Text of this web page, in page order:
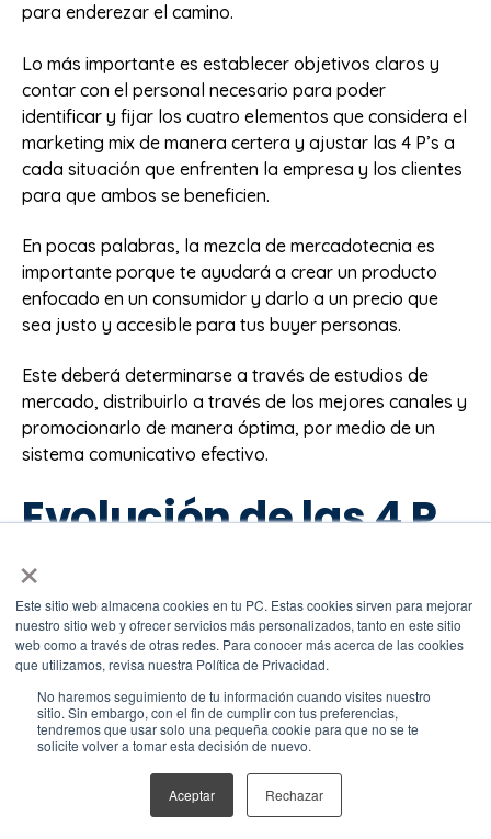
×
Este sitio web almacena cookies en tu PC. Estas cookies sirven para mejorar
nuestro sitio web y ofrecer servicios más personalizados, tanto en este sitio
web como a través de otras redes. Para conocer más acerca de las cookies
que utilizamos, revisa nuestra Política de Privacidad.
No haremos seguimiento de tu información cuando visites nuestro
sitio. Sin embargo, con el fin de cumplir con tus preferencias,
tendremos que usar solo una pequeña cookie para que no se te
solicite volver a tomar esta decisión de nuevo.
Aceptar Rechazar
para enderezar el camino.
Lo más importante es establecer objetivos claros y
contar con el personal necesario para poder
identificar y fijar los cuatro elementos que considera el
marketing mix de manera certera y ajustar las 4 P’s a
cada situación que enfrenten la empresa y los clientes
para que ambos se beneficien.
En pocas palabras, la mezcla de mercadotecnia es
importante porque te ayudará a crear un producto
enfocado en un consumidor y darlo a un precio que
sea justo y accesible para tus buyer personas.
Este deberá determinarse a través de estudios de
mercado, distribuirlo a través de los mejores canales y
promocionarlo de manera óptima, por medio de un
sistema comunicativo efectivo.
Evolución de las 4 P
del marketing
Las 4 P’s del marketing son muy importantes, pero
conforme pasa el tiempo y el mercado se va
vez más factores y surgen nuevos conceptos.